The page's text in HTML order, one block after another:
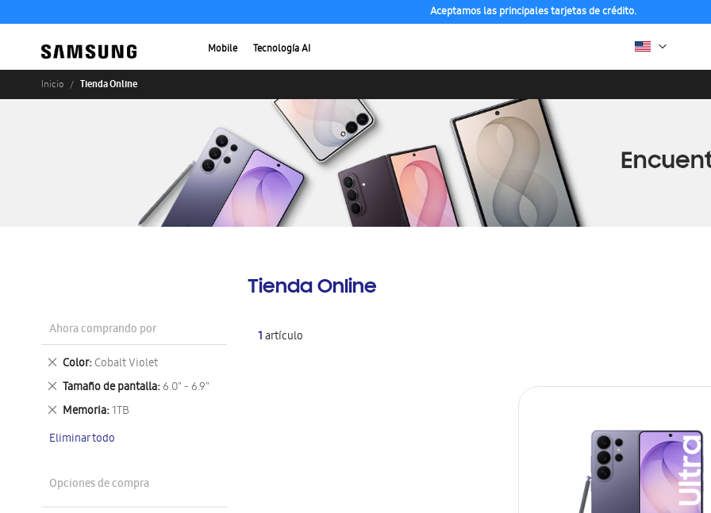
Aceptamos las principales tarjetas de crédito.
Mobile Tecnología AI
Inicio Tienda Online
Tienda Online
1artículo
Ahora comprando por
Color Cobalt Violet
Eliminar
este
artículo
Tamaño de pantalla 6.0" - 6.9"
Eliminar
este
artículo
Memoria 1TB
Eliminar
artículo
Eliminar todo
Opciones de compra